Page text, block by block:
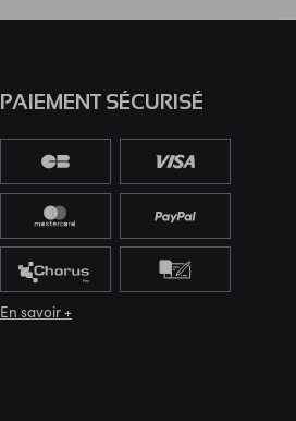
PAIEMENT SÉCURISÉ
En savoir +